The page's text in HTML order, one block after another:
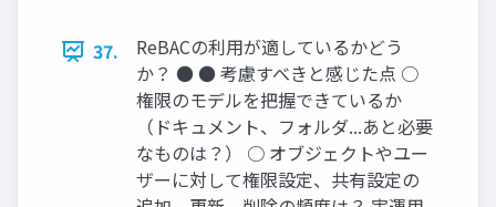
37.
ReBACの利⽤が適しているかどう
か？ ● ● 考慮すべきと感じた点 ○
権限のモデルを把握できているか
（ドキュメント、フォルダ...あと必要
なものは？） ○ オブジェクトやユー
ザーに対して権限設定、共有設定の